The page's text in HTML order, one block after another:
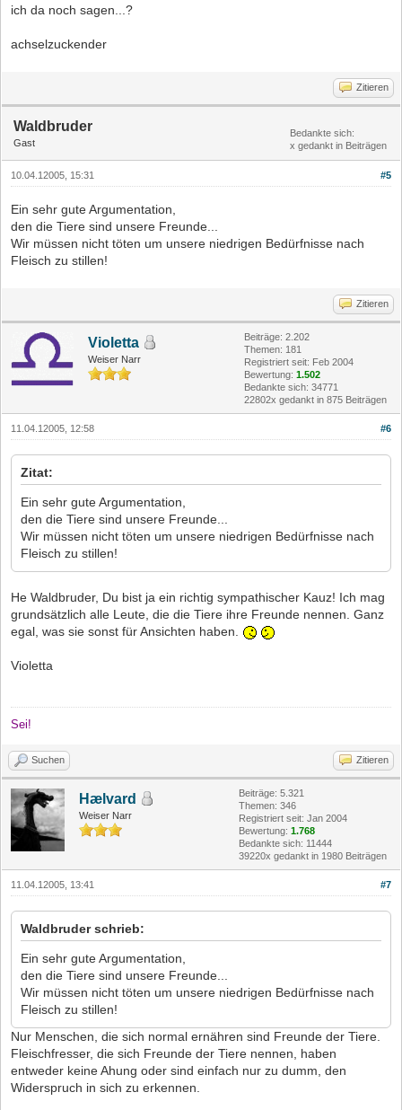
ich da noch sagen...?
achselzuckender
Zitieren
Waldbruder
Gast
Bedankte sich:
x gedankt in Beiträgen
#5
10.04.12005, 15:31
Ein sehr gute Argumentation,
den die Tiere sind unsere Freunde...
Wir müssen nicht töten um unsere niedrigen Bedürfnisse nach
Fleisch zu stillen!
Zitieren
Violetta
Weiser Narr
Beiträge: 2.202
Themen: 181
Registriert seit: Feb 2004
Bewertung: 1.502
Bedankte sich: 34771
22802x gedankt in 875 Beiträgen
#6
11.04.12005, 12:58
Zitat:
Ein sehr gute Argumentation,
den die Tiere sind unsere Freunde...
Wir müssen nicht töten um unsere niedrigen Bedürfnisse nach
Fleisch zu stillen!
He Waldbruder, Du bist ja ein richtig sympathischer Kauz! Ich mag
grundsätzlich alle Leute, die die Tiere ihre Freunde nennen. Ganz
egal, was sie sonst für Ansichten haben.
Violetta
Sei!
Suchen Zitieren
Hælvard
Weiser Narr
Beiträge: 5.321
Themen: 346
Registriert seit: Jan 2004
Bewertung: 1.768
Bedankte sich: 11444
39220x gedankt in 1980 Beiträgen
#7
11.04.12005, 13:41
Waldbruder schrieb:
Ein sehr gute Argumentation,
den die Tiere sind unsere Freunde...
Wir müssen nicht töten um unsere niedrigen Bedürfnisse nach
Fleisch zu stillen!
Nur Menschen, die sich normal ernähren sind Freunde der Tiere.
Fleischfresser, die sich Freunde der Tiere nennen, haben
entweder keine Ahung oder sind einfach nur zu dumm, den
Widerspruch in sich zu erkennen.